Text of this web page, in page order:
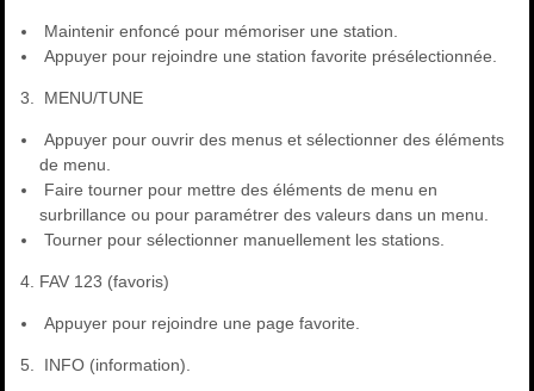
Maintenir enfoncé pour mémoriser une station.
Appuyer pour rejoindre une station favorite présélectionnée.
MENU/TUNE
Appuyer pour ouvrir des menus et sélectionner des éléments
de menu.
Faire tourner pour mettre des éléments de menu en
surbrillance ou pour paramétrer des valeurs dans un menu.
Tourner pour sélectionner manuellement les stations.
FAV 123 (favoris)
Appuyer pour rejoindre une page favorite.
INFO (information).